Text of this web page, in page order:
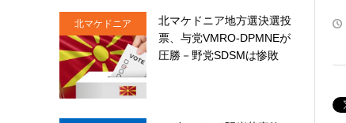
北マケドニア
北マケドニア地方選決選投
票、与党VMRO-DPMNEが
圧勝－野党SDSMは惨敗